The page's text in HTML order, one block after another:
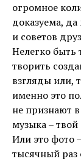
огромное
доказуема,
и советов
Нелегко быть
творить
взгляды или,
именно это
не признают
музыка –
Или это фото
тысячный